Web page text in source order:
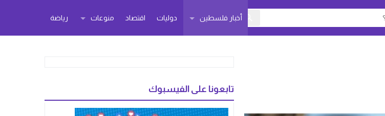
أخبار فلسطين دوليات اقتصاد منوعات رياضة
تابعونا على الفيسبوك